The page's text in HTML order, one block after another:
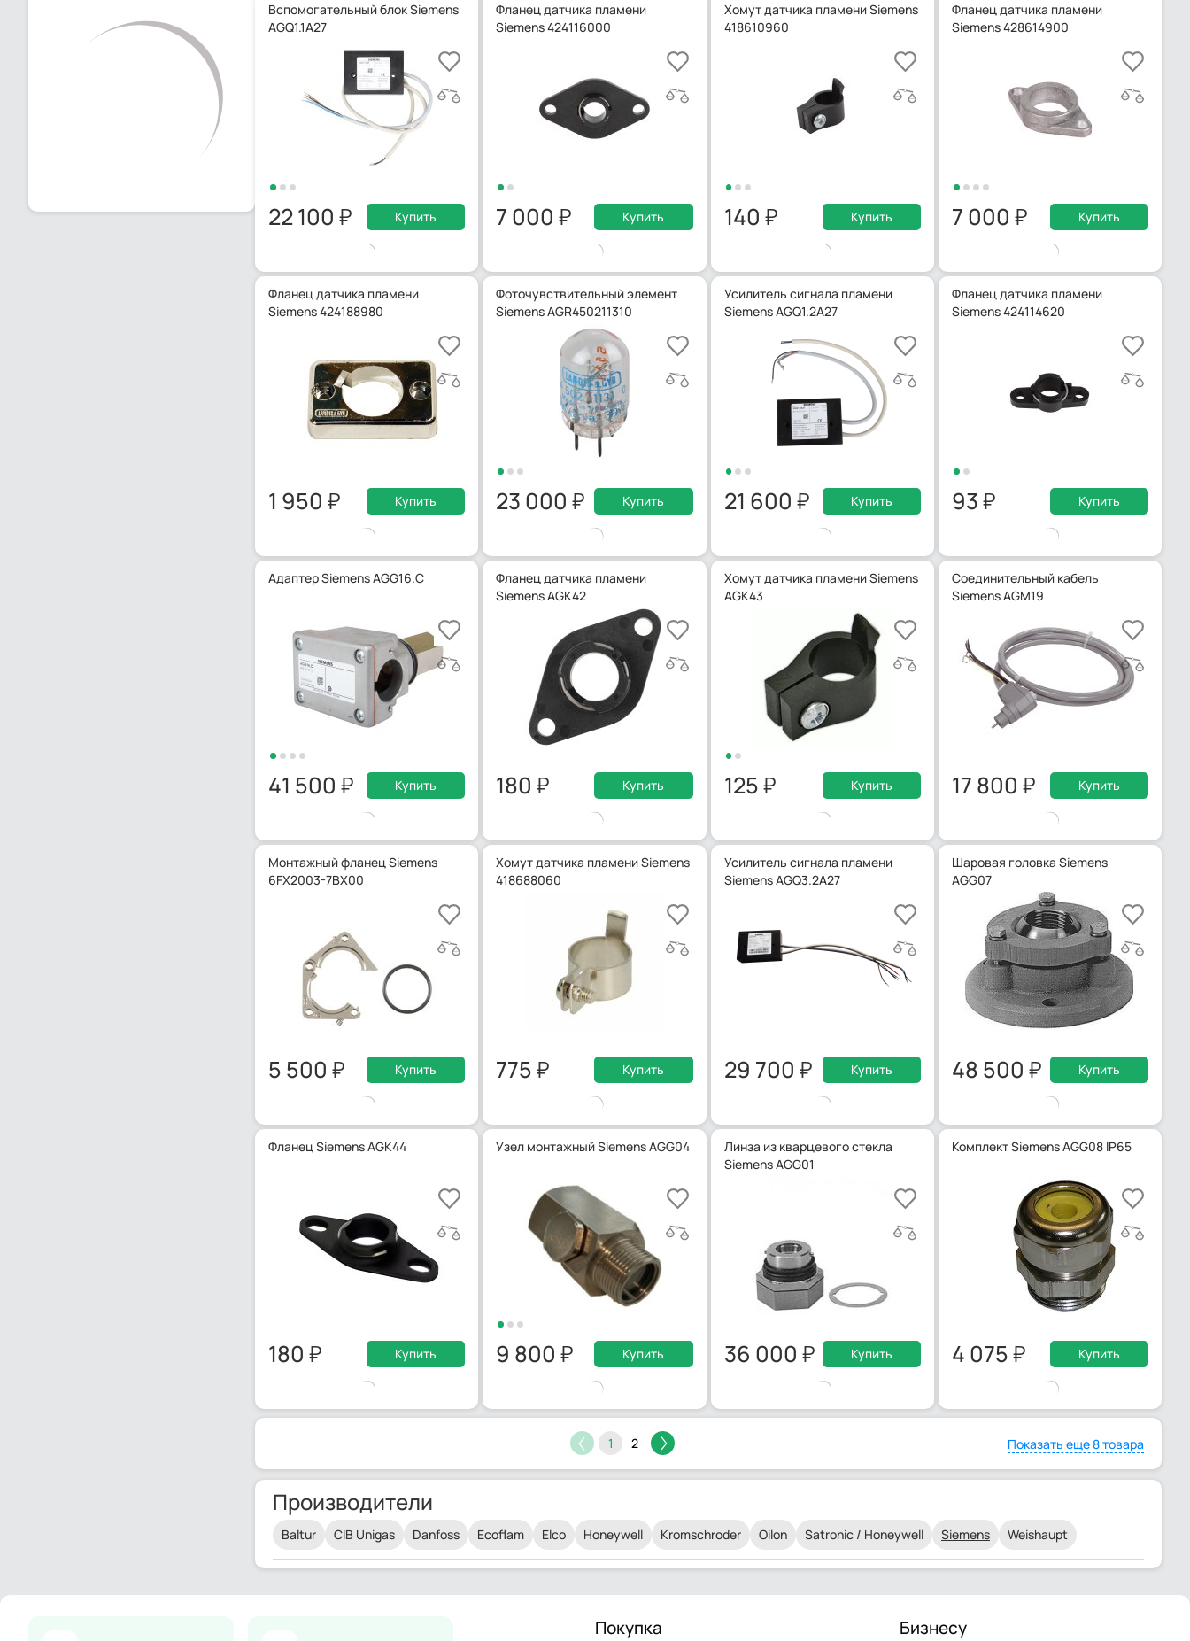
Вспомогательный блок Siemens
AGQ1.1A27
22 100 Купить
Фланец датчика пламени
Siemens 424116000
7 000 Купить
Хомут датчика пламени Siemens
418610960
140 Купить
Фланец датчика пламени
Siemens 428614900
7 000 Купить
Фланец датчика пламени
Siemens 424188980
1 950 Купить
Фоточувствительный элемент
Siemens AGR450211310
23 000 Купить
Усилитель сигнала пламени
Siemens AGQ1.2A27
21 600 Купить
Фланец датчика пламени
Siemens 424114620
93 Купить
Адаптер Siemens AGG16.C
41 500 Купить
Фланец датчика пламени
Siemens AGK42
180 Купить
Хомут датчика пламени Siemens
AGK43
125 Купить
Соединительный кабель
Siemens AGM19
17 800 Купить
Монтажный фланец Siemens
6FX2003-7BX00
5 500 Купить
Хомут датчика пламени Siemens
418688060
775 Купить
Усилитель сигнала пламени
Siemens AGQ3.2A27
29 700 Купить
Шаровая головка Siemens
AGG07
48 500 Купить
Фланец Siemens AGK44
180 Купить
Узел монтажный Siemens AGG04
9 800 Купить
Линза из кварцевого стекла
Siemens AGG01
36 000 Купить
Комплект Siemens AGG08 IP65
4 075 Купить
1 2 Показать еще 8 товара
Производители
Baltur CIB Unigas Danfoss Ecoflam Elco Honeywell Kromschroder Oilon Satronic / Honeywell Siemens Weishaupt
Покупка Бизнесу